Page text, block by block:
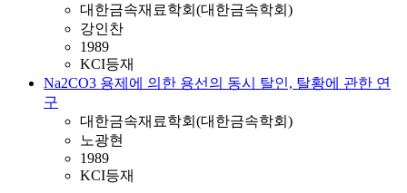
대한금속재료학회(대한금속학회)
강인찬
1989
KCI등재
Na2CO3 용제에 의한 용선의 동시 탈인, 탈황에 관한 연
구
대한금속재료학회(대한금속학회)
노광현
1989
KCI등재